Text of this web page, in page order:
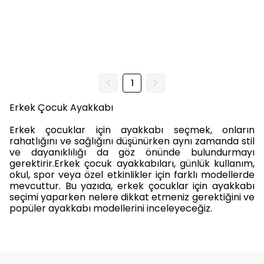
1
Erkek Çocuk Ayakkabı
Erkek çocuklar için ayakkabı seçmek, onların
rahatlığını ve sağlığını düşünürken aynı zamanda stil
ve dayanıklılığı da göz önünde bulundurmayı
gerektirir.Erkek çocuk ayakkabıları, günlük kullanım,
okul, spor veya özel etkinlikler için farklı modellerde
mevcuttur. Bu yazıda, erkek çocuklar için ayakkabı
seçimi yaparken nelere dikkat etmeniz gerektiğini ve
popüler ayakkabı modellerini inceleyeceğiz.